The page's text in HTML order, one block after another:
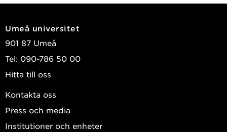
Umeå universitet
901 87 Umeå
Tel: 090-786 50 00
Hitta till oss
Kontakta oss
Press och media
Institutioner och enheter